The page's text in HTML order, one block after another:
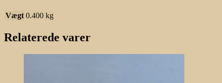
Vægt 0.400 kg
Relaterede varer